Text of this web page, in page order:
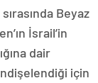
Beyaz
İsrail’in
dair
için